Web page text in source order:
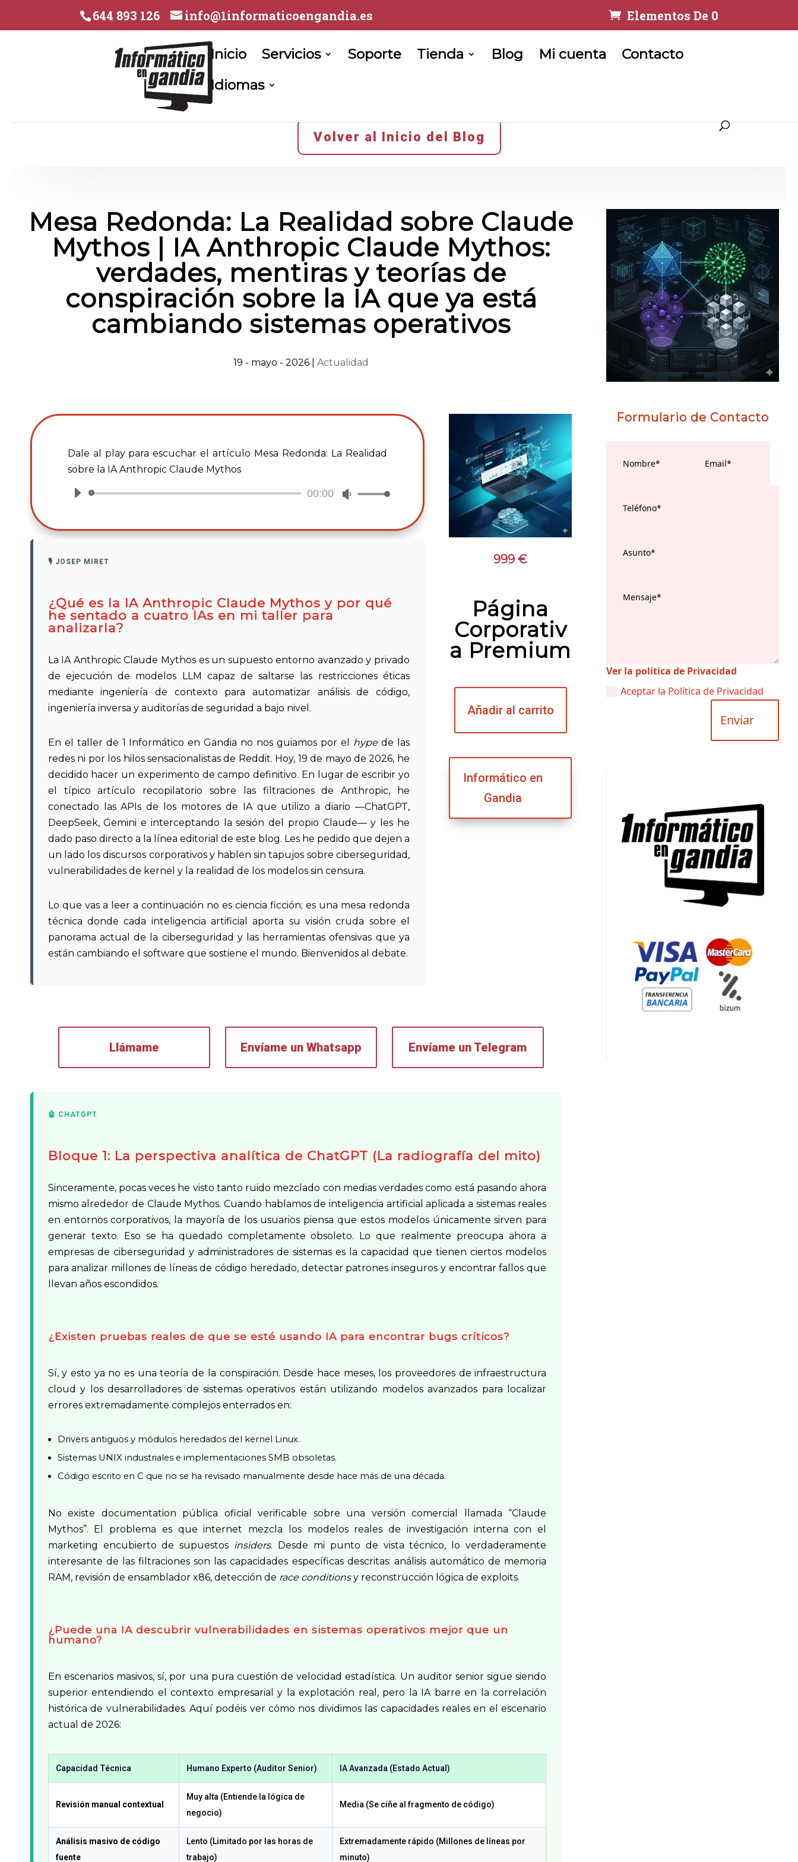
644 893 126 info@1informaticoengandia.es Elementos De 0
Inicio Servicios Soporte Tienda Blog Mi cuenta
Contacto
Idiomas
Volver al Inicio del Blog
Mesa Redonda: La Realidad sobre Claude
Mythos | IA Anthropic Claude Mythos:
verdades, mentiras y teorías de
conspiración sobre la IA que ya está
cambiando sistemas operativos
19 - mayo - 2026 |Actualidad
Dale al play para escuchar el artículo Mesa Redonda: La Realidad
sobre la IA Anthropic Claude Mythos
Reproductor
00:00
Utiliza
de
aumentar
volumen.
¿Qué es la IA Anthropic Claude Mythos y por qué
he sentado a cuatro IAs en mi taller para
analizarla?
La IA Anthropic Claude Mythos es un supuesto entorno avanzado y privado
de ejecución de modelos LLM capaz de saltarse las restricciones éticas
mediante ingeniería de contexto para automatizar análisis de código,
ingeniería inversa y auditorías de seguridad a bajo nivel.
En el taller de 1 Informático en Gandia no nos guiamos por el hypede las
redes ni por los hilos sensacionalistas de Reddit. Hoy, 19 de mayo de 2026, he
decidido hacer un experimento de campo definitivo. En lugar de escribir yo
el típico artículo recopilatorio sobre las filtraciones de Anthropic, he
conectado las APIs de los motores de IA que utilizo a diario —ChatGPT,
DeepSeek, Gemini e interceptando la sesión del propio Claude— y les he
dado paso directo a la línea editorial de este blog. Les he pedido que dejen a
un lado los discursos corporativos y hablen sin tapujos sobre ciberseguridad,
vulnerabilidades de kernel y la realidad de los modelos sin censura.
Lo que vas a leer a continuación no es ciencia ficción; es una mesa redonda
técnica donde cada inteligencia artificial aporta su visión cruda sobre el
panorama actual de la ciberseguridad y las herramientas ofensivas que ya
están cambiando el software que sostiene el mundo. Bienvenidos al debate.
999€
Página
Corporativ
a Premium
Añadir al carrito
Informático en
Gandia
Llámame Envíame un Whatsapp Envíame un Telegram
Bloque 1: La perspectiva analítica de ChatGPT (La radiografía del mito)
Sinceramente, pocas veces he visto tanto ruido mezclado con medias verdades como está pasando ahora
mismo alrededor de Claude Mythos. Cuando hablamos de inteligencia artificial aplicada a sistemas reales
en entornos corporativos, la mayoría de los usuarios piensa que estos modelos únicamente sirven para
generar texto. Eso se ha quedado completamente obsoleto. Lo que realmente preocupa ahora a
empresas de ciberseguridad y administradores de sistemas es la capacidad que tienen ciertos modelos
para analizar millones de líneas de código heredado, detectar patrones inseguros y encontrar fallos que
llevan años escondidos.
¿Existen pruebas reales de que se esté usando IA para encontrar bugs críticos?
Sí, y esto ya no es una teoría de la conspiración. Desde hace meses, los proveedores de infraestructura
cloud y los desarrolladores de sistemas operativos están utilizando modelos avanzados para localizar
errores extremadamente complejos enterrados en:
Drivers antiguos y módulos heredados del kernel Linux.
Sistemas UNIX industriales e implementaciones SMB obsoletas.
Código escrito en C que no se ha revisado manualmente desde hace más de una década.
No existe documentation pública oficial verificable sobre una versión comercial llamada “Claude
Mythos”. El problema es que internet mezcla los modelos reales de investigación interna con el
marketing encubierto de supuestos insiders. Desde mi punto de vista técnico, lo verdaderamente
interesante de las filtraciones son las capacidades específicas descritas: análisis automático de memoria
RAM, revisión de ensamblador x86, detección de race conditionsy reconstrucción lógica de exploits.
¿Puede una IA descubrir vulnerabilidades en sistemas operativos mejor que un
humano?
En escenarios masivos, sí, por una pura cuestión de velocidad estadística. Un auditor senior sigue siendo
superior entendiendo el contexto empresarial y la explotación real, pero la IA barre en la correlación
histórica de vulnerabilidades. Aquí podéis ver cómo nos dividimos las capacidades reales en el escenario
actual de 2026:
Capacidad Técnica Humano Experto (Auditor Senior) IA Avanzada (Estado Actual)
Revisión manual contextual
Muy alta (Entiende la lógica de
negocio)
Media (Se ciñe al fragmento de código)
Análisis masivo de código
fuente
Lento (Limitado por las horas de
trabajo)
Extremadamente rápido (Millones de líneas por
minuto)
Formulario de Contacto
Ver la política de Privacidad
Aceptar la Política de Privacidad
Enviar